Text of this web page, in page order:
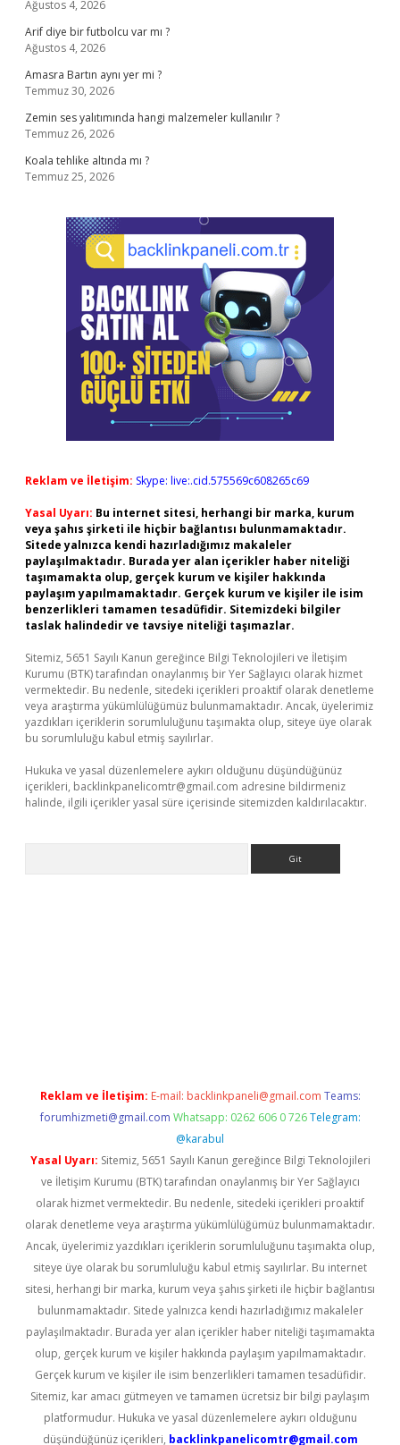
Ağustos 4, 2026
Arif diye bir futbolcu var mı ?
Ağustos 4, 2026
Amasra Bartın aynı yer mi ?
Temmuz 30, 2026
Zemin ses yalıtımında hangi malzemeler kullanılır ?
Temmuz 26, 2026
Koala tehlike altında mı ?
Temmuz 25, 2026
Reklam ve İletişim: Skype: live:.cid.575569c608265c69
Yasal Uyarı: Bu internet sitesi, herhangi bir marka, kurum
veya şahıs şirketi ile hiçbir bağlantısı bulunmamaktadır.
Sitede yalnızca kendi hazırladığımız makaleler
paylaşılmaktadır. Burada yer alan içerikler haber niteliği
taşımamakta olup, gerçek kurum ve kişiler hakkında
paylaşım yapılmamaktadır. Gerçek kurum ve kişiler ile isim
benzerlikleri tamamen tesadüfidir. Sitemizdeki bilgiler
taslak halindedir ve tavsiye niteliği taşımazlar.
Sitemiz, 5651 Sayılı Kanun gereğince Bilgi Teknolojileri ve İletişim
Kurumu (BTK) tarafından onaylanmış bir Yer Sağlayıcı olarak hizmet
vermektedir. Bu nedenle, sitedeki içerikleri proaktif olarak denetleme
veya araştırma yükümlülüğümüz bulunmamaktadır. Ancak, üyelerimiz
yazdıkları içeriklerin sorumluluğunu taşımakta olup, siteye üye olarak
bu sorumluluğu kabul etmiş sayılırlar.
Hukuka ve yasal düzenlemelere aykırı olduğunu düşündüğünüz
içerikleri, backlinkpanelicomtr@gmail.com adresine bildirmeniz
halinde, ilgili içerikler yasal süre içerisinde sitemizden kaldırılacaktır.
Reklam ve İletişim: E-mail: backlinkpaneli@gmail.com Teams:
forumhizmeti@gmail.com Whatsapp: 0262 606 0 726 Telegram:
@karabul
Yasal Uyarı: Sitemiz, 5651 Sayılı Kanun gereğince Bilgi Teknolojileri
ve İletişim Kurumu (BTK) tarafından onaylanmış bir Yer Sağlayıcı
olarak hizmet vermektedir. Bu nedenle, sitedeki içerikleri proaktif
olarak denetleme veya araştırma yükümlülüğümüz bulunmamaktadır.
Ancak, üyelerimiz yazdıkları içeriklerin sorumluluğunu taşımakta olup,
siteye üye olarak bu sorumluluğu kabul etmiş sayılırlar. Bu internet
sitesi, herhangi bir marka, kurum veya şahıs şirketi ile hiçbir bağlantısı
bulunmamaktadır. Sitede yalnızca kendi hazırladığımız makaleler
paylaşılmaktadır. Burada yer alan içerikler haber niteliği taşımamakta
olup, gerçek kurum ve kişiler hakkında paylaşım yapılmamaktadır.
Gerçek kurum ve kişiler ile isim benzerlikleri tamamen tesadüfidir.
Sitemiz, kar amacı gütmeyen ve tamamen ücretsiz bir bilgi paylaşım
platformudur. Hukuka ve yasal düzenlemelere aykırı olduğunu
düşündüğünüz içerikleri, backlinkpanelicomtr@gmail.com